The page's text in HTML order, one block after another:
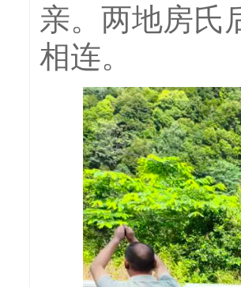
亲。两地房氏
相连。